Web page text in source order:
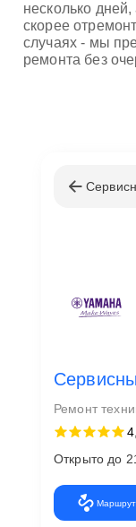
несколько
скорее
случаях - мы
ремонта без
Ремонт
Открыто до
Маршрут